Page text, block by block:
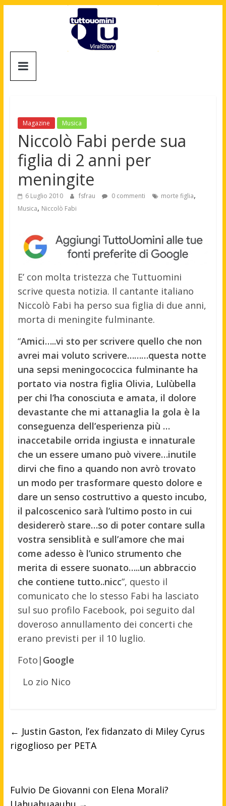
Tuttouomini
Motori,
gay
news
moda
maschile
Magazine Musica
Niccolò Fabi perde sua
figlia di 2 anni per
meningite
6 Luglio 2010 fsfrau 0 commenti morte figlia,
Musica, Niccolò Fabi
E’ con molta tristezza che Tuttuomini
scrive questa notizia. Il cantante italiano
Niccolò Fabi ha perso sua figlia di due anni,
morta di meningite fulminante.
“Amici…..vi sto per scrivere quello che non
avrei mai voluto scrivere………questa notte
una sepsi meningococcica fulminante ha
portato via nostra figlia Olivia, Lulùbella
per chi l’ha conosciuta e amata, il dolore
devastante che mi attanaglia la gola è la
conseguenza dell’esperienza più …
inaccetabile orrida ingiusta e innaturale
che un essere umano può vivere…inutile
dirvi che fino a quando non avrò trovato
un modo per trasformare questo dolore e
dare un senso costruttivo a questo incubo,
il palcoscenico sarà l’ultimo posto in cui
desidererò stare…so di poter contare sulla
vostra sensiblità e sull’amore che mai
come adesso è l’unico strumento che
merita di essere suonato…..un abbraccio
che contiene tutto..nicc”, questo il
comunicato che lo stesso Fabi ha lasciato
sul suo profilo Facebook, poi seguito dal
doveroso annullamento dei concerti che
erano previsti per il 10 luglio.
Foto| Google
Lo zio Nico
← Justin Gaston, l’ex fidanzato di Miley Cyrus
rigoglioso per PETA
Fulvio De Giovanni con Elena Morali?